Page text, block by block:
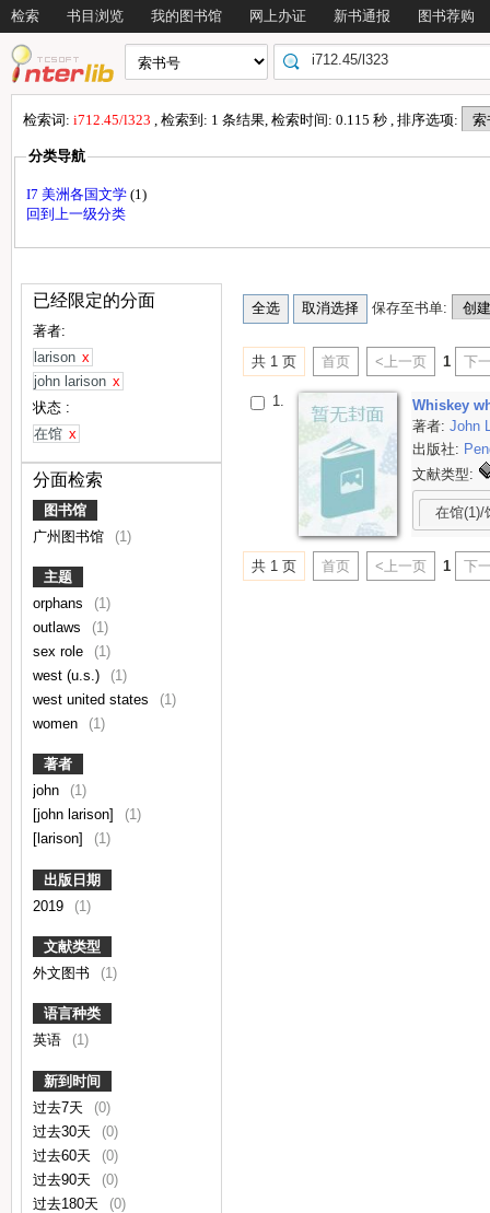
检索 书目浏览 我的图书馆 网上办证 新书通报 图书荐购
检索词: i712.45/l323 , 检索到: 1 条结果, 检索时间: 0.115 秒 , 排序选项:
分类导航
I7 美洲各国文学 (1)
回到上一级分类
已经限定的分面
著者:
larison x
john larison x
状态 :
在馆 x
分面检索
图书馆
广州图书馆
(1)
主题
orphans
(1)
outlaws
(1)
sex role
(1)
west (u.s.)
(1)
west united states
(1)
women
(1)
著者
john
(1)
[john larison]
(1)
[larison]
(1)
出版日期
2019
(1)
文献类型
外文图书
(1)
语言种类
英语
(1)
新到时间
过去7天
(0)
过去30天
(0)
过去60天
(0)
过去90天
(0)
过去180天
(0)
保存至书单:
共 1 页 首页 <上一页 1 下
1.
Whiskey
著者:John
出版社:
文献类型:
在馆(1)/
共 1 页 首页 <上一页 1 下